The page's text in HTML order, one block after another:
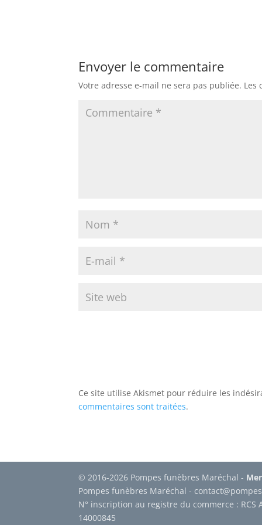
Envoyer le commentaire
Votre adresse e-mail ne sera pas publiée. Les
Ce site utilise Akismet pour réduire les
commentaires sont traitées.
© 2016-2026 Pompes funèbres Maréchal -
Pompes funèbres Maréchal -
N° inscription au registre du commerce : RCS
14000845